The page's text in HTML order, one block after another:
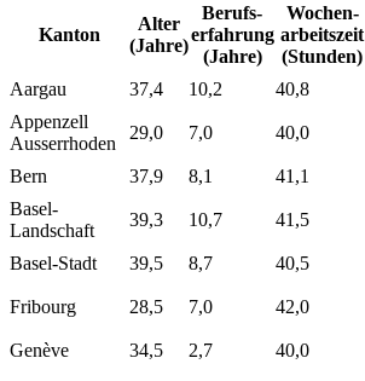
Kanton
Alter
(Jahre)
Berufs­
erfahrung
(Jahre)
Wochen­
arbeitszeit
(Stunden)
Aargau 37,4 10,2 40,8
Appenzell
Ausserrhoden
29,0 7,0 40,0
Bern
37,9 8,1 41,1
Basel-
Landschaft
39,3 10,7 41,5
Basel-Stadt
39,5 8,7 40,5
Fribourg
28,5 7,0 42,0
Genève
34,5 2,7 40,0